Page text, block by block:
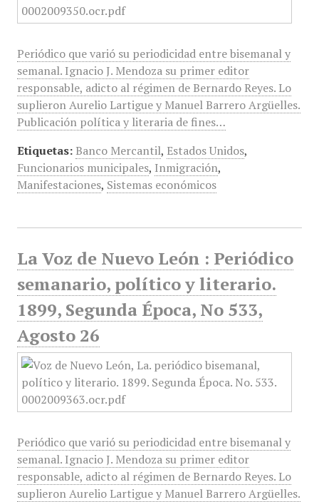
Periódico que varió su periodicidad entre bisemanal y
semanal. Ignacio J. Mendoza su primer editor
responsable, adicto al régimen de Bernardo Reyes. Lo
suplieron Aurelio Lartigue y Manuel Barrero Argüelles.
Publicación política y literaria de fines…
Etiquetas: Banco Mercantil, Estados Unidos,
Funcionarios municipales, Inmigración,
Manifestaciones, Sistemas económicos
La Voz de Nuevo León : Periódico
semanario, político y literario.
1899, Segunda Época, No 533,
Agosto 26
Periódico que varió su periodicidad entre bisemanal y
semanal. Ignacio J. Mendoza su primer editor
responsable, adicto al régimen de Bernardo Reyes. Lo
suplieron Aurelio Lartigue y Manuel Barrero Argüelles.